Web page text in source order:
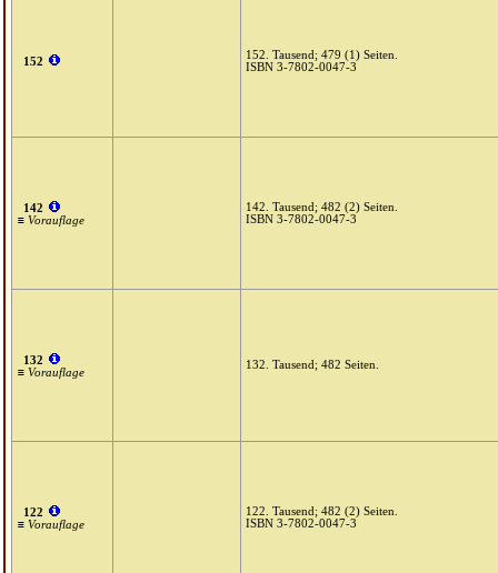
152
152. Tausend; 479 (1) Seiten.
ISBN 3-7802-0047-3
142
≡ Vorauflage
142. Tausend; 482 (2) Seiten.
ISBN 3-7802-0047-3
132
≡ Vorauflage
132. Tausend; 482 Seiten.
122
≡ Vorauflage
122. Tausend; 482 (2) Seiten.
ISBN 3-7802-0047-3